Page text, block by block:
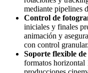
mediante pipelines
Control de
iniciales y finales
animación y
con control granular.
Soporte flexible
formatos horizontal